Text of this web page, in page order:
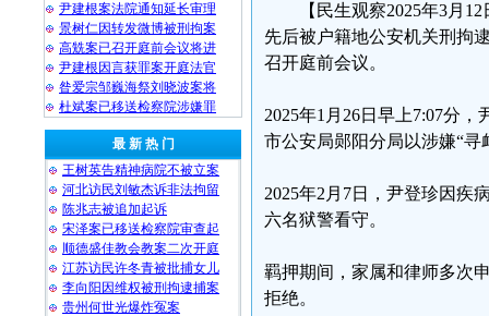
尹建根案法院通知延长审理
景树仁因转发微博被刑拘案
高兟案已召开庭前会议将进
尹建根因言获罪案开庭法官
昝爱宗邹巍海祭刘晓波案将
杜斌案已移送检察院涉嫌罪
最 新 热 门
王树英告精神病院不被立案
河北访民刘敏杰诉非法拘留
陈兆志被追加起诉
宋泽案已移送检察院审查起
顺德盛佳教会教案二次开庭
江苏访民许冬青被批捕女儿
李向阳因维权被刑拘逮捕案
贵州何世光爆炸冤案
【民生观察2025年3月
先后被户籍地公安机关刑拘
召开庭前会议。
2025年1月26日早上7:07分
市公安局郧阳分局以涉嫌“
2025年2月7日，尹登珍因疾
六名狱警看守。
羁押期间，家属和律师多次
拒绝。